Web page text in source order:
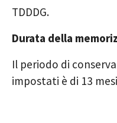
TDDDG.
Durata della
Il periodo di
impostati è di 13